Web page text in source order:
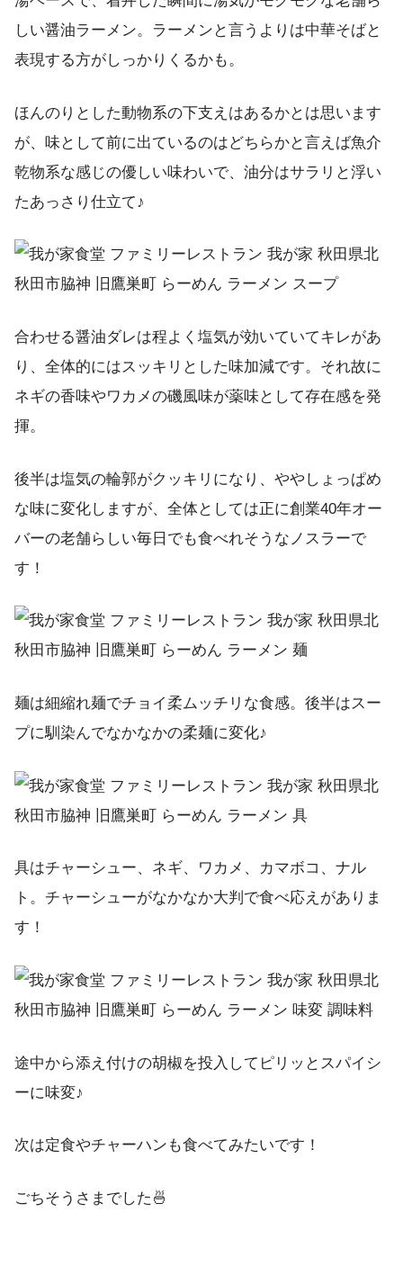
しい醤油ラーメン。ラーメンと言うよりは中華そばと
表現する方がしっかりくるかも。
ほんのりとした動物系の下支えはあるかとは思います
が、味として前に出ているのはどちらかと言えば魚介
乾物系な感じの優しい味わいで、油分はサラリと浮い
たあっさり仕立て♪
合わせる醤油ダレは程よく塩気が効いていてキレがあ
り、全体的にはスッキリとした味加減です。それ故に
ネギの香味やワカメの磯風味が薬味として存在感を発
揮。
後半は塩気の輪郭がクッキリになり、ややしょっぱめ
な味に変化しますが、全体としては正に創業40年オー
バーの老舗らしい毎日でも食べれそうなノスラーで
す！
麺は細縮れ麺でチョイ柔ムッチリな食感。後半はスー
プに馴染んでなかなかの柔麺に変化♪
具はチャーシュー、ネギ、ワカメ、カマボコ、ナル
ト。チャーシューがなかなか大判で食べ応えがありま
す！
途中から添え付けの胡椒を投入してピリッとスパイシ
ーに味変♪
次は定食やチャーハンも食べてみたいです！
ごちそうさまでした🍜